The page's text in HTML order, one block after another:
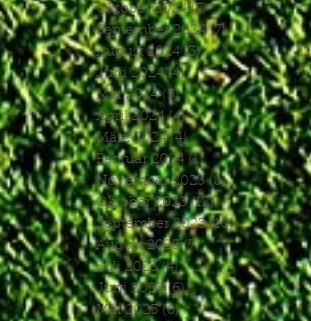
Oktober 2024 (7)7 Beiträge
September 2024 (7)7 Beiträge
August 2024 (3)3 Beiträge
Juni 2024 (4)4 Beiträge
Mai 2024 (5)5 Beiträge
April 2024 (4)4 Beiträge
März 2024 (4)4 Beiträge
Februar 2024 (1)1 Beitrag
November 2023 (8)8 Beiträge
Oktober 2023 (12)12 Beiträge
September 2023 (10)10 Beiträge
August 2023 (7)7 Beiträge
Juli 2023 (4)4 Beiträge
Juni 2023 (6)6 Beiträge
Mai 2023 (6)6 Beiträge